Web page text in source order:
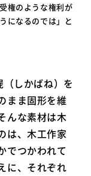
権のような権利が
になるのでは」と
（しかばね）を
まま固形を維
んな素材は木
は、木工作家
でつかわれて
に、それぞれ